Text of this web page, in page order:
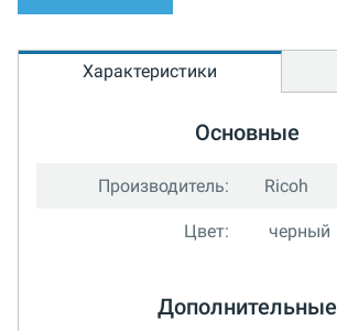
Характеристики
Основные
Производитель: Ricoh
Цвет: черный
Дополнительные